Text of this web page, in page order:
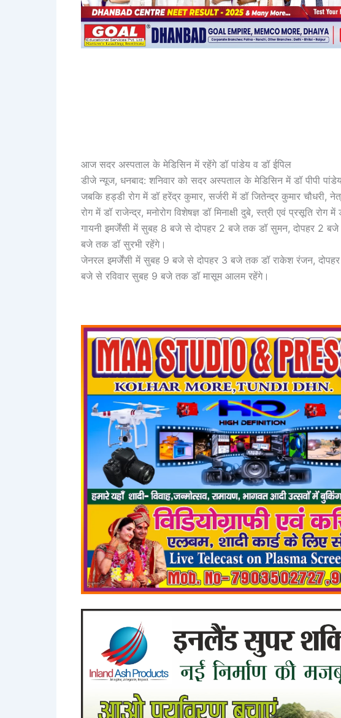
आज सदर अस्पताल के मेडिसिन में रहेंगे डॉ पांडेय व डॉ ईपिल
डीजे न्यूज, धनबाद: शनिवार को सदर अस्पताल के मेडिसिन में डॉ पीपी
जबकि हड्डी रोग में डॉ हरेंद्र कुमार, सर्जरी में डॉ जितेन्द्र कुमार चौधरी,
रोग में डॉ राजेन्द्र, मनोरोग विशेषज्ञ डॉ मिनाक्षी दुबे, स्त्री एवं प्रसूति रोग
गायनी इमर्जेंसी में सुबह 8 बजे से दोपहर 2 बजे तक डॉ सुमन, दोपहर 2
बजे तक डॉ सुरभी रहेंगे।
जेनरल इमर्जेंसी में सुबह 9 बजे से दोपहर 3 बजे तक डॉ राकेश रंजन,
बजे से रविवार सुबह 9 बजे तक डॉ मासूम आलम रहेंगे।